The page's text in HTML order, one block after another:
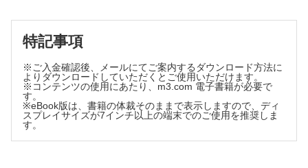
体液過剰状態を呈する高齢うっ血性心不全患者の入院（再入
院）が繰り返される現状，なんとかならないのか？（杉本
俊郎）
■医療マンダラ ～思考と感性のセンスを磨く～
障害者支援・介護の世界で，今，何が求められているのか
～介護の世界で「ユマニチュード」が有効な理由～（中野 重
行）
■BMs-Podによる真の薬物投与設計 ～薬物動態解析の臨床への
特記事項
※ご入金確認後、メールにてご案内するダウンロード方法に
よりダウンロードしていただくとご使用いただけます。
※コンテンツの使用にあたり、m3.com 電子書籍が必要で
す。
※eBook版は、書籍の体裁そのままで表示しますので、ディ
スプレイサイズが7インチ以上の端末でのご使用を推奨しま
す。